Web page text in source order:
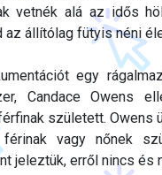
vetnék alá az idős
állítólag fütyis néni
egy
Candace Owens
született.
vagy nőnek
jeleztük, erről nincs és